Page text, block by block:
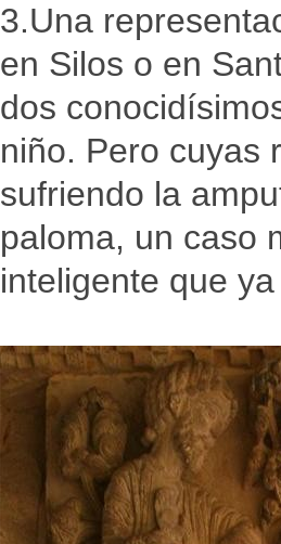
3.Una
en Silos o en
dos
niño. Pero cuyas
sufriendo la
paloma, un caso
inteligente que